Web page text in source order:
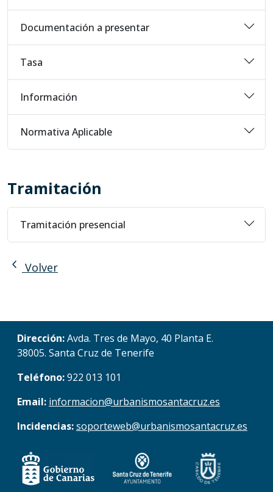
Documentación a presentar
Tasa
Información
Normativa Aplicable
Tramitación
Tramitación presencial
chevron_left Volver
Dirección:Avda. Tres de Mayo, 40 Planta E.
38005. Santa Cruz de Tenerife
Teléfono:922 013 101
Email: informacion@urbanismosantacruz.es
Incidencias:soporteweb@urbanismosantacruz.es